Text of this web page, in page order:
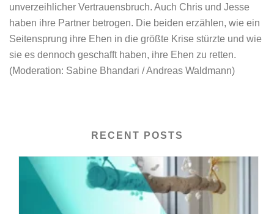
unverzeihlicher Vertrauensbruch. Auch Chris und Jesse
haben ihre Partner betrogen. Die beiden erzählen, wie ein
Seitensprung ihre Ehen in die größte Krise stürzte und wie
sie es dennoch geschafft haben, ihre Ehen zu retten.
(Moderation: Sabine Bhandari / Andreas Waldmann)
RECENT POSTS